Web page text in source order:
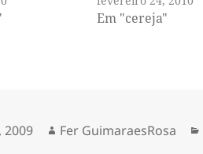
Em "cereja"
2009 Autor
Fer GuimaraesRosa